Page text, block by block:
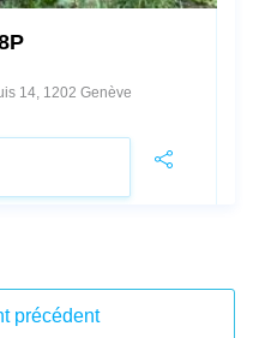
14, 1202 Genève
précédent